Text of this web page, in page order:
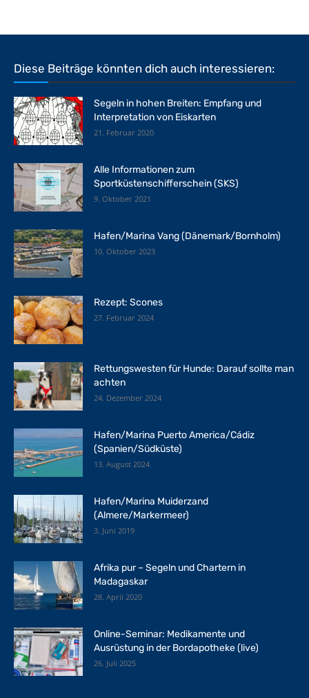
Diese Beiträge könnten dich auch interessieren:
Segeln in hohen Breiten: Empfang und
Interpretation von Eiskarten
21. Februar 2020
Alle Informationen zum
Sportküstenschifferschein (SKS)
9. Oktober 2021
Hafen/Marina Vang (Dänemark/Bornholm)
10. Oktober 2023
Rezept: Scones
27. Februar 2024
Rettungswesten für Hunde: Darauf sollte man
achten
24. Dezember 2024
Hafen/Marina Puerto America/Cádiz
(Spanien/Südküste)
13. August 2024
Hafen/Marina Muiderzand
(Almere/Markermeer)
3. Juni 2019
Afrika pur – Segeln und Chartern in
Madagaskar
28. April 2020
Online-Seminar: Medikamente und
Ausrüstung in der Bordapotheke (live)
26. Juli 2025